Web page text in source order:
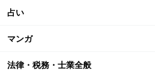
占い
マンガ
法律・税務・士業全般